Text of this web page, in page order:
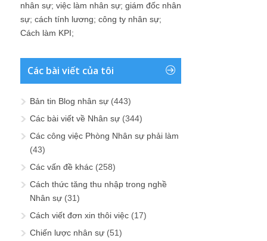
nhân sự; việc làm nhân sự; giám đốc nhân
sự; cách tính lương; công ty nhân sự;
Cách làm KPI;
Các bài viết của tôi
Bản tin Blog nhân sự (443)
Các bài viết về Nhân sự (344)
Các công việc Phòng Nhân sự phải làm
(43)
Các vấn đề khác (258)
Cách thức tăng thu nhập trong nghề
Nhân sự (31)
Cách viết đơn xin thôi việc (17)
Chiến lược nhân sự (51)